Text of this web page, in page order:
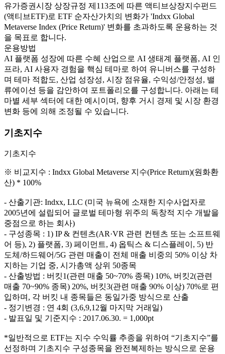
유가증권시장 상장규정 제113조에 따른 액티브상장지수펀드
(액티브ETF)로 ETF 순자산가치의 변화가 'Indxx Global
Metaverse Index (Price Return)' 변화를 초과하도록 운용하는 것
을 목표로 합니다.
운용방법
AI 플랫폼 성장에 따른 수혜 산업으로 AI 생태계 플랫폼, AI 인
프라, AI 사용자 경험을 핵심 테마로 하여 유니버스를 구성하
며 테마 적합도, 산업 성장성, 시장 점유율, 수익성/안정성, 밸
류에이션 등을 감안하여 포트폴리오를 구성합니다. 아래는 테
마별 세부 섹터에 대한 예시이며, 향후 거시 경제 및 시장 환경
변화 등에 의해 조정될 수 있습니다.
기초지수
기초지수
※ 비교지수 : Indxx Global Metaverse 지수(Price Return)(원화환
산) * 100%
- 산출기관: Indxx, LLC (미국 뉴욕에 소재한 지수사업자로
2005년에 설립되어 글로벌 테마형 위주의 독창적 지수 개발을
중점으로 하는 회사)
- 구성종목 : 1) IP & 컨텐츠(AR·VR 관련 컨텐츠 또는 소프트웨
어 등), 2) 플랫폼, 3) 페이먼트, 4) 옵틱스 & 디스플레이, 5) 반
도체/하드웨어/5G 관련 매출이 전체 매출 비중의 50% 이상 차
지하는 기업 중, 시가총액 상위 50종목
- 산출방법 : 버킷1(관련 매출 50~70% 종목) 10%, 버킷2(관련
매출 70~90% 종목) 20%, 버킷3(관련 매출 90% 이상) 70%로 편
입하며, 각 버킷 내 종목들은 동일가중 방식으로 산출
- 정기변경 : 연 4회 (3,6,9,12월 마지막 거래일)
- 발표일 및 기준지수 : 2017.06.30. = 1,000pt
*일반적으로 ETF는 지수 수익률 추종을 위하여 “기초지수”를
선정하며 기초지수 구성종목을 완전복제하는 방식으로 운용